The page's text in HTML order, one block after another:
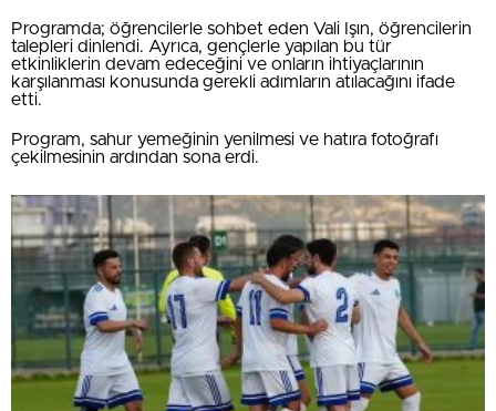
Programda; öğrencilerle sohbet eden Vali Işın, öğrencilerin
talepleri dinlendi. Ayrıca, gençlerle yapılan bu tür
etkinliklerin devam edeceğini ve onların ihtiyaçlarının
karşılanması konusunda gerekli adımların atılacağını ifade
etti.
Program, sahur yemeğinin yenilmesi ve hatıra fotoğrafı
çekilmesinin ardından sona erdi.